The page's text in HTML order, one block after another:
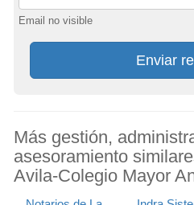
Email no visible
Enviar
Más gestión,
asesoramiento
Avila-Colegio Mayor